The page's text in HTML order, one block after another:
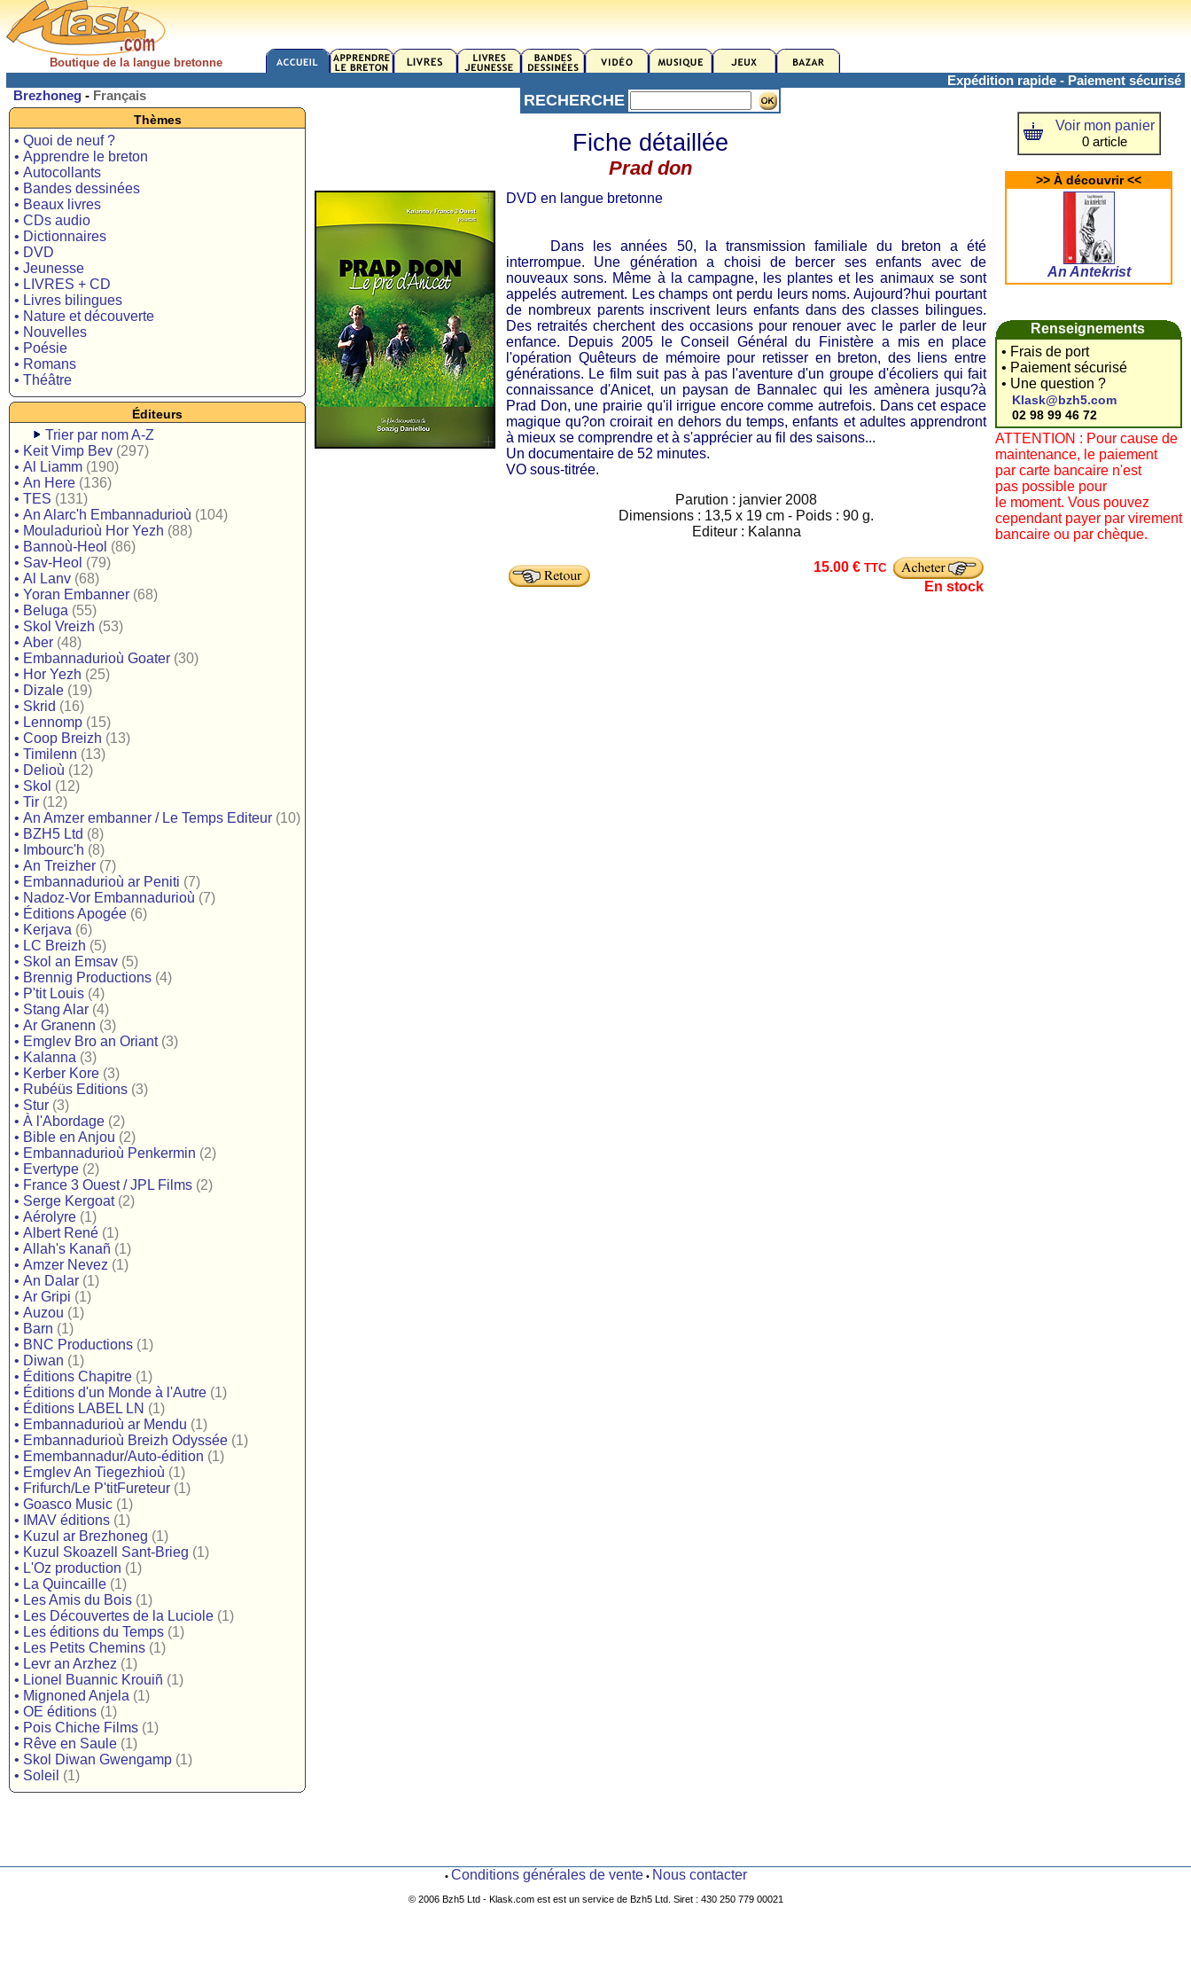
Boutique de la langue bretonne
Expédition rapide - Paiement sécurisé
Brezhoneg - Français
Thèmes
• Quoi de neuf ?
• Apprendre le breton
• Autocollants
• Bandes dessinées
• Beaux livres
• CDs audio
• Dictionnaires
• DVD
• Jeunesse
• LIVRES + CD
• Livres bilingues
• Nature et découverte
• Nouvelles
• Poésie
• Romans
• Théâtre
Éditeurs
Trier par nom A-Z
• Keit Vimp Bev (297)
• Al Liamm (190)
• An Here (136)
• TES (131)
• An Alarc'h Embannadurioù (104)
• Mouladurioù Hor Yezh (88)
• Bannoù-Heol (86)
• Sav-Heol (79)
• Al Lanv (68)
• Yoran Embanner (68)
• Beluga (55)
• Skol Vreizh (53)
• Aber (48)
• Embannadurioù Goater (30)
• Hor Yezh (25)
• Dizale (19)
• Skrid (16)
• Lennomp (15)
• Coop Breizh (13)
• Timilenn (13)
• Delioù (12)
• Skol (12)
• Tir (12)
• An Amzer embanner / Le Temps Editeur (10)
• BZH5 Ltd (8)
• Imbourc'h (8)
• An Treizher (7)
• Embannadurioù ar Peniti (7)
• Nadoz-Vor Embannadurioù (7)
• Éditions Apogée (6)
• Kerjava (6)
• LC Breizh (5)
• Skol an Emsav (5)
• Brennig Productions (4)
• P'tit Louis (4)
• Stang Alar (4)
• Ar Granenn (3)
• Emglev Bro an Oriant (3)
• Kalanna (3)
• Kerber Kore (3)
• Rubéüs Editions (3)
• Stur (3)
• À l'Abordage (2)
• Bible en Anjou (2)
• Embannadurioù Penkermin (2)
• Evertype (2)
• France 3 Ouest / JPL Films (2)
• Serge Kergoat (2)
• Aérolyre (1)
• Albert René (1)
• Allah's Kanañ (1)
• Amzer Nevez (1)
• An Dalar (1)
• Ar Gripi (1)
• Auzou (1)
• Barn (1)
• BNC Productions (1)
• Diwan (1)
• Éditions Chapitre (1)
• Éditions d'un Monde à l'Autre (1)
• Éditions LABEL LN (1)
• Embannadurioù ar Mendu (1)
• Embannadurioù Breizh Odyssée (1)
• Emembannadur/Auto-édition (1)
• Emglev An Tiegezhioù (1)
• Frifurch/Le P'titFureteur (1)
• Goasco Music (1)
•
IMAV éditions (1)
• Kuzul ar Brezhoneg (1)
• Kuzul Skoazell Sant-Brieg (1)
• L'Oz production (1)
• La Quincaille (1)
• Les Amis du Bois (1)
• Les Découvertes de la Luciole (1)
• Les éditions du Temps (1)
• Les Petits Chemins (1)
• Levr an Arzhez (1)
• Lionel Buannic Krouiñ (1)
• Mignoned Anjela (1)
• OE éditions (1)
• Pois Chiche Films (1)
• Rêve en Saule (1)
• Skol Diwan Gwengamp (1)
• Soleil (1)
RECHERCHE
Fiche détaillée
Prad don
DVD en langue bretonne
Dans les années 50, la transmission familiale du breton a été
interrompue. Une génération a choisi de bercer ses enfants avec de
nouveaux sons. Même à la campagne, les plantes et les animaux se sont
appelés autrement. Les champs ont perdu leurs noms. Aujourd?hui pourtant
de nombreux parents inscrivent leurs enfants dans des classes bilingues.
Des retraités cherchent des occasions pour renouer avec le parler de leur
enfance. Depuis 2005 le Conseil Général du Finistère a mis en place
l'opération Quêteurs de mémoire pour retisser en breton, des liens entre
générations. Le film suit pas à pas l'aventure d'un groupe d'écoliers qui fait
connaissance d'Anicet, un paysan de Bannalec qui les amènera jusqu?à
Prad Don, une prairie qu'il irrigue encore comme autrefois. Dans cet espace
magique qu?on croirait en dehors du temps, enfants et adultes apprendront
à mieux se comprendre et à s'apprécier au fil des saisons...
Un documentaire de 52 minutes.
VO sous-titrée.
Parution : janvier 2008
Dimensions : 13,5 x 19 cm - Poids : 90 g.
Editeur : Kalanna
15.00 € TTC
En stock
Voir mon panier
0 article
>> À découvrir <<
An Antekrist
Renseignements
• Frais de port
• Paiement sécurisé
• Une question ?
Klask@bzh5.com
02 98 99 46 72
ATTENTION : Pour cause de
maintenance, le paiement
par carte bancaire n'est
pas possible pour
le moment. Vous pouvez
cependant payer par virement
bancaire ou par chèque.
• Conditions générales de vente• Nous contacter
© 2006 Bzh5 Ltd - Klask.com est est un service de Bzh5 Ltd. Siret : 430 250 779 00021